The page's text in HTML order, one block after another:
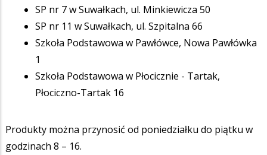
SP nr 7 w Suwałkach, ul. Minkiewicza 50
SP nr 11 w Suwałkach, ul. Szpitalna 66
Szkoła Podstawowa w Pawłówce, Nowa Pawłówka
1
Szkoła Podstawowa w Płocicznie - Tartak,
Płociczno-Tartak 16
Produkty można przynosić od poniedziałku do piątku w
godzinach 8 – 16.